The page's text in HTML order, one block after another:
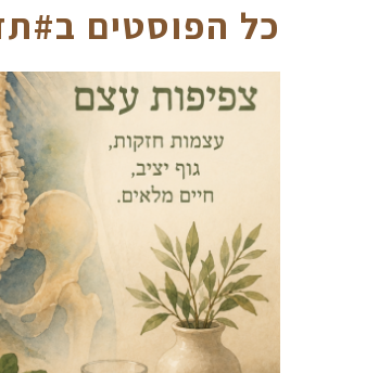
כל הפוסטים ב